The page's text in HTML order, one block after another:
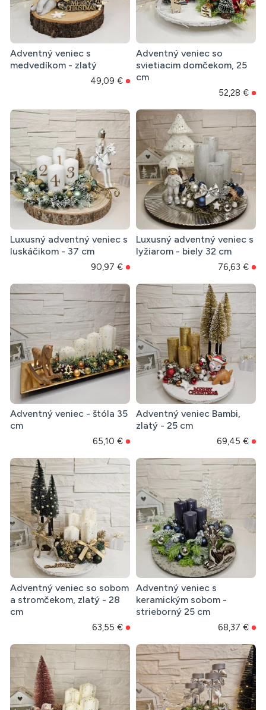
Adventný veniec s
medvedíkom - zlatý
49,09 €
Adventný veniec so
svietiacim domčekom, 25
cm
52,28 €
Luxusný adventný veniec s
luskáčikom - 37 cm
90,97 €
Luxusný adventný veniec s
lyžiarom - biely 32 cm
76,63 €
Adventný veniec - štóla 35
cm
65,10 €
Adventný veniec Bambi,
zlatý - 25 cm
69,45 €
Adventný veniec so sobom
a stromčekom, zlatý - 28
cm
63,55 €
Adventný veniec s
keramickým sobom -
strieborný 25 cm
68,37 €